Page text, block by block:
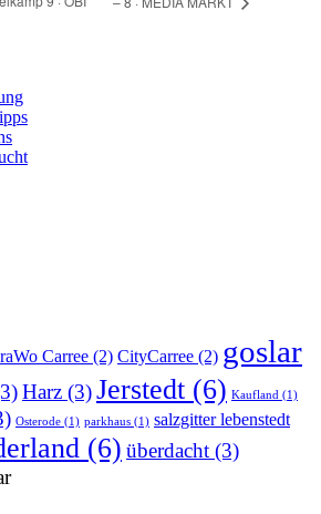
Carree (2) CityCarree (2) goslar
Harz (3)Jerstedt (6) Kaufland (1)
Osterode (1) parkhaus (1) salzgitter lebenstedt
(6) überdacht (3)